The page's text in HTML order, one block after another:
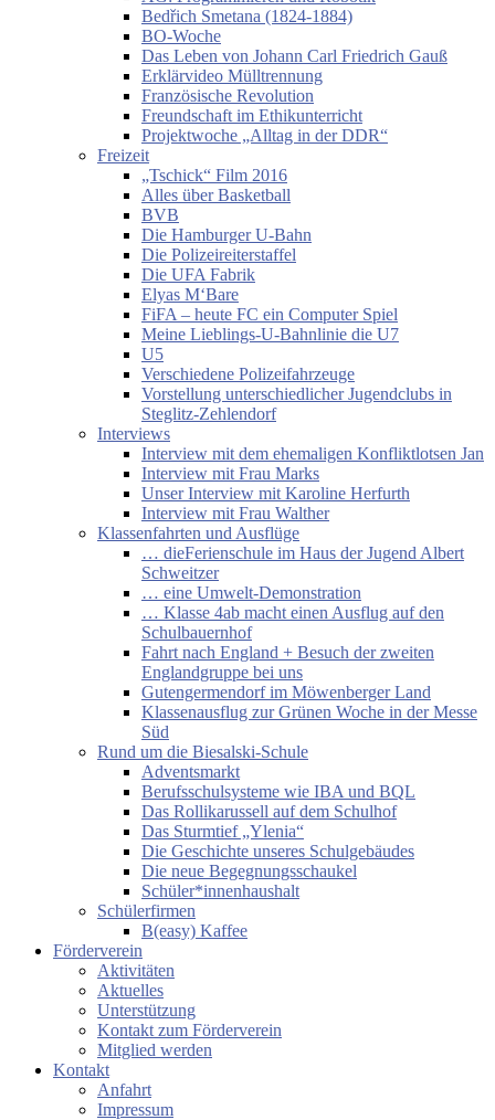
Bedřich Smetana (1824-1884)
BO-Woche
Das Leben von Johann Carl Friedrich Gauß
Erklärvideo Mülltrennung
Französische Revolution
Freundschaft im Ethikunterricht
Projektwoche „Alltag in der DDR“
Freizeit
„Tschick“ Film 2016
Alles über Basketball
BVB
Die Hamburger U-Bahn
Die Polizeireiterstaffel
Die UFA Fabrik
Elyas M‘Bare
FiFA – heute FC ein Computer Spiel
Meine Lieblings-U-Bahnlinie die U7
U5
Verschiedene Polizeifahrzeuge
Vorstellung unterschiedlicher Jugendclubs in
Steglitz-Zehlendorf
Interviews
Interview mit dem ehemaligen Konfliktlotsen Jan
Interview mit Frau Marks
Unser Interview mit Karoline Herfurth
Interview mit Frau Walther
Klassenfahrten und Ausflüge
… dieFerienschule im Haus der Jugend Albert
Schweitzer
… eine Umwelt-Demonstration
… Klasse 4ab macht einen Ausflug auf den
Schulbauernhof
Fahrt nach England + Besuch der zweiten
Englandgruppe bei uns
Gutengermendorf im Möwenberger Land
Klassenausflug zur Grünen Woche in der Messe
Süd
Rund um die Biesalski-Schule
Adventsmarkt
Berufsschulsysteme wie IBA und BQL
Das Rollikarussell auf dem Schulhof
Das Sturmtief „Ylenia“
Die Geschichte unseres Schulgebäudes
Die neue Begegnungsschaukel
Schüler*innenhaushalt
Schülerfirmen
B(easy) Kaffee
Förderverein
Aktivitäten
Aktuelles
Unterstützung
Kontakt zum Förderverein
Mitglied werden
Kontakt
Anfahrt
Impressum